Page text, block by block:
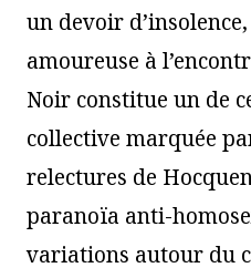
un devoir
amoureuse à
Noir constitue un de
collective marquée
relectures de
paranoïa anti-
variations autour du